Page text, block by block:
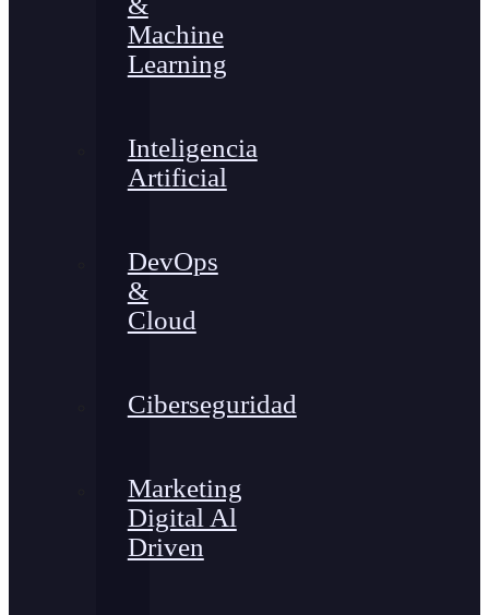
Machine
Learning
Inteligencia
Artificial
DevOps
&
Cloud
Ciberseguridad
Marketing
Digital Al
Driven